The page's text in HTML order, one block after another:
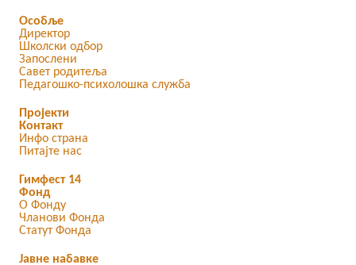
Особље
Директор
Школски одбор
Запослени
Савет родитеља
Педагошко-психолошка служба
Пројекти
Контакт
Инфо страна
Питајте нас
Гимфест 14
Фонд
О Фонду
Чланови Фонда
Статут Фонда
Јавне набавке